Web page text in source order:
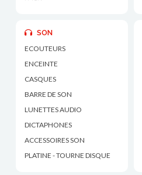
SON
ECOUTEURS
ENCEINTE
CASQUES
BARRE DE SON
LUNETTES AUDIO
DICTAPHONES
ACCESSOIRES SON
PLATINE - TOURNE DISQUE